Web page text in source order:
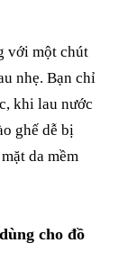
với một chút
nhẹ. Bạn chỉ
khi lau nước
ghế dễ bị
da mềm
cho đồ